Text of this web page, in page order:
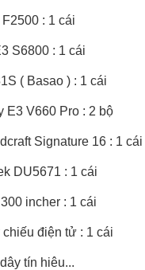
: 1 cái
S6800 : 1 cái
( Basao ) : 1 cái
E3 V660 Pro : 2 bộ
Signature 16 : 1 cái
DU5671 : 1 cái
incher : 1 cái
chiếu điện tử : 1 cái
tín hiêu...